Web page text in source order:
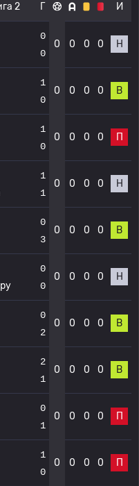
2 Г И
0
0
0 0 0 0 Н
1
0
0 0 0 0 В
1
0
0 0 0 0 П
1
1
0 0 0 0 Н
0
3
0 0 0 0 В
0
0
0 0 0 0 Н
0
2
0 0 0 0 В
2
1
0 0 0 0 В
0
1
0 0 0 0 П
1
0
0 0 0 0 П